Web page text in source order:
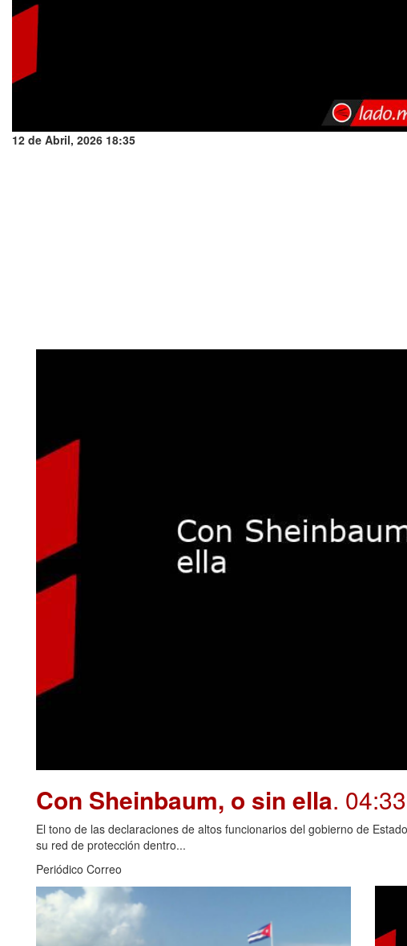
12 de Abril, 2026 18:35
Con Sheinbaum, o sin ella. 04:33
El tono de las declaraciones de altos funcionarios del gobierno de
su red de protección dentro...
Periódico Correo